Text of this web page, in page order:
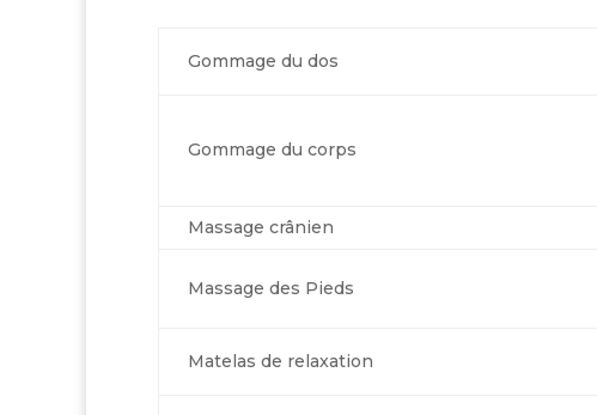
Gommage du dos
Gommage du corps
Massage crânien
Massage des Pieds
Matelas de relaxation